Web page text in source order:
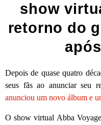
show
retorno do
Depois de quase quatro
seus fãs ao anunciar seu
anunciou um novo álbum e
O show virtual Abba